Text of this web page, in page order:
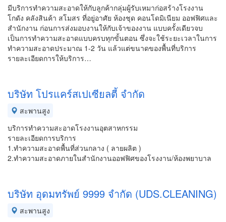
มีบริการทำความสะอาดให้กับลูกค้ากลุ่มผู้รับเหมาก่อสร้างโรงงาน
โกดัง คลังสินค้า สโมสร ที่อยู่อาศัย ห้องชุด คอนโดมิเนียม ออฟฟิศและ
สำนักงาน ก่อนการส่งมอบงานให้กับเจ้าของงาน แบบครั้งเดียวจบ
เป็นการทำความสะอาดแบบครบทุกขั้นตอน ซึ่งจะใช้ระยะเวลาในการ
ทำความสะอาดประมาณ 1-2 วัน แล้วแต่ขนาดของพื้นที่บริการ
รายละเอียดการให้บริการ…
บริษัท โปรแคร์สเปเซียลตี้ จำกัด
สะพานสูง
บริการทำความสะอาดโรงงานอุตสาหกรรม
รายละเอียดการบริการ
1.ทำความสะอาดพื้นที่ส่วนกลาง ( ลายผลิต )
2.ทำความสะอาดภายในสำนักงานออฟฟิศของโรงงาน/ห้องพยาบาล
บริษัท อุดมทรัพย์ 9999 จำกัด (UDS.CLEANING)
สะพานสูง